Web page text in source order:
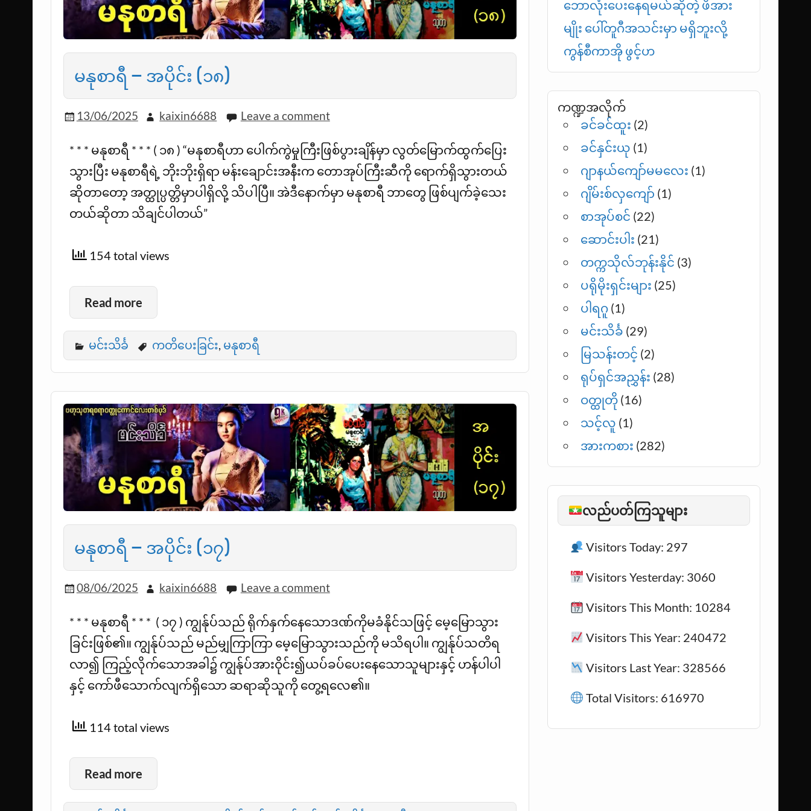
မနုစာရီ – အပိုင်း (၁၈)
13/06/2025 kaixin6688 Leave a comment
* * * မနုစာရီ * * * ( ၁၈ ) “မနုစာရီဟာ ပေါက်ကွဲမှုကြီးဖြစ်ပွားချိန်မှာ လွတ်မြောက်ထွက်ပြေး
သွားပြီး မနုစာရီရဲ့ ဘိုးဘိုးရှိရာ မန်းချောင်းအနီးက တောအုပ်ကြီးဆီကို ရောက်ရှိသွားတယ်
ဆိုတာတော့ အတ္ထုပ္ပတ္တိမှာပါရှိလို့ သိပါပြီ။ အဲဒီနောက်မှာ မနုစာရီ ဘာတွေ ဖြစ်ပျက်ခဲ့သေး
တယ်ဆိုတာ သိချင်ပါတယ်”
154 total views
Read more
မင်းသိင်္ခ ကတိပေးခြင်း, မနုစာရီ
မနုစာရီ – အပိုင်း (၁၇)
08/06/2025 kaixin6688 Leave a comment
* * * မနုစာရီ * * * ( ၁၇ ) ကျွန်ုပ်သည် ရိုက်နှက်နေသောဒဏ်ကိုမခံနိုင်သဖြင့် မေ့မြောသွား
ခြင်းဖြစ်၏။ ကျွန်ုပ်သည် မည်မျှကြာကြာ မေ့မြောသွားသည်ကို မသိရပါ။ ကျွန်ုပ်သတိရ
လာ၍ ကြည့်လိုက်သောအခါ၌ ကျွန်ုပ်အားဝိုင်း၍ယပ်ခပ်ပေးနေသောသူများနှင့် ဟန်ပါပါ
နှင့် ကော်ဖီသောက်လျက်ရှိသော ဆရာဆိုသူကို တွေ့ရလေ၏။
114 total views
Read more
ဘောလုံးပေးနေရမယ်ဆိုတဲ့ ဖိအား
မျိုး ပေါ်တူဂီအသင်းမှာ မရှိဘူးလို့
ကွန်စီကာအို ဖွင့်ဟ
ကဏ္ဍအလိုက်
ခင်ခင်ထူး (2)
ခင်နှင်းယု (1)
ဂျာနယ်ကျော်မမလေး (1)
ဂျိမ်းစ်လှကျော် (1)
စာအုပ်စင် (22)
ဆောင်းပါး (21)
တက္ကသိုလ်ဘုန်းနိုင် (3)
ပရိုမိုးရှင်းများ (25)
ပါရဂူ (1)
မင်းသိင်္ခ (29)
မြသန်းတင့် (2)
ရုပ်ရှင်အညွှန်း (28)
ဝတ္ထုတို (16)
သင့်လူ (1)
အားကစား (282)
လည်ပတ်ကြသူများ
Visitors Today: 297
Visitors Yesterday: 3060
Visitors This Month: 10284
Visitors This Year: 240472
Visitors Last Year: 328566
Total Visitors: 616970